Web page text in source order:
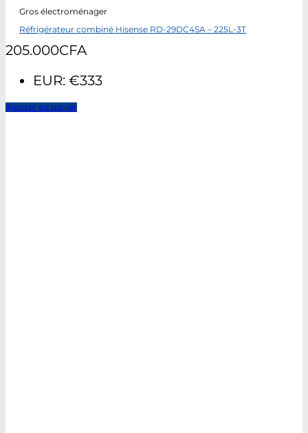
Gros électroménager
Réfrigérateur combiné Hisense RD-29DC4SA – 225L-3T
205.000CFA
EUR: €333
Ajouter au panier